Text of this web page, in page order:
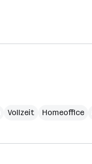
Vollzeit Homeoffice